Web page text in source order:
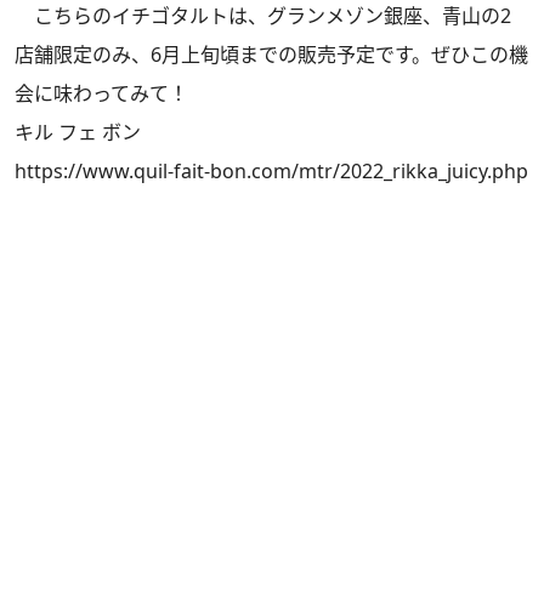
こちらのイチゴタルトは、グランメゾン銀座、青山の2
店舗限定のみ、6月上旬頃までの販売予定です。ぜひこの機
会に味わってみて！
キル フェ ボン
https://www.quil-fait-bon.com/mtr/2022_rikka_juicy.php